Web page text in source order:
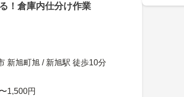
！倉庫内仕分け作業
新旭町旭 / 新旭駅 徒歩10分
1,500円